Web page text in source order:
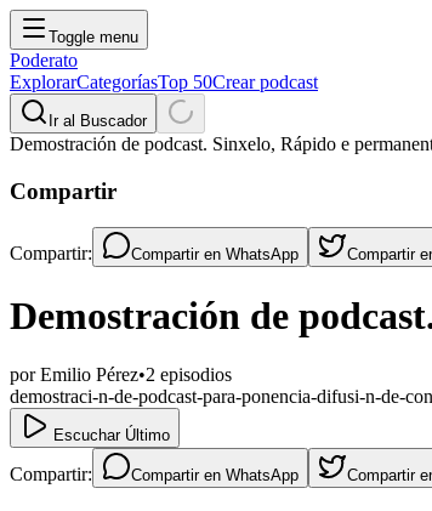
Toggle menu
Poderato
ExplorarCategoríasTop 50Crear podcast
Ir al Buscador
Demostración de podcast. Sinxelo, Rápido e
Compartir
Compartir: Compartir en WhatsApp Compartir
Demostración de
porEmilio Pérez•2 episodios
demostraci-n-de-podcast-para-ponencia-difusi-n-de-
Escuchar Último
Compartir: Compartir en WhatsApp Compartir